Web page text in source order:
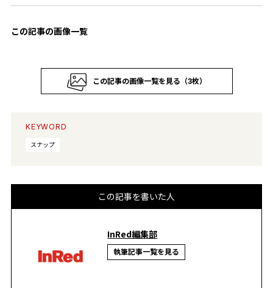
この記事の画像一覧
この記事の画像一覧を見る（3枚）
KEYWORD
スナップ
この記事を書いた人
InRed編集部
執筆記事一覧を見る